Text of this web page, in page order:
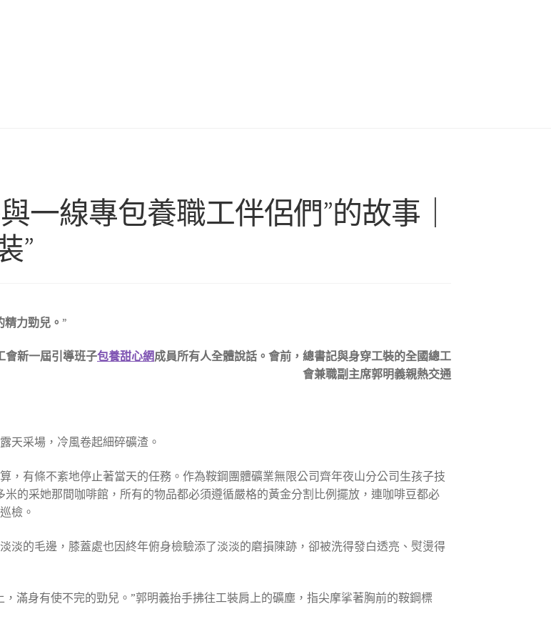
一線專包養職工伴侶們”的故事｜
”
力勁兒。”
會新一屆引導班子包養甜心網成員所有人全體說話。會前，總書記與身穿工裝的全國總工
會兼職副主席郭明義親熱交通
天采場，冷風卷起細碎礦渣。
，有條不紊地停止著當天的任務。作為鞍鋼團體礦業無限公司齊年夜山分公司生孩子技
米的采她那間咖啡館，所有的物品都必須遵循嚴格的黃金分割比例擺放，連咖啡豆都必
檢。
淡的毛邊，膝蓋處也因終年俯身檢驗添了淡淡的磨損陳跡，卻被洗得發白透亮、熨燙得
滿身有使不完的勁兒。”郭明義抬手拂往工裝肩上的礦塵，指尖摩挲著胸前的鞍鋼標